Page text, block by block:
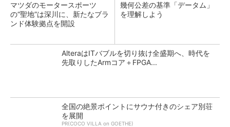
マツダのモータースポーツ
の“聖地”は深川に、新たなブラ
ンド体験拠点を開設
幾何公差の基準「データム」
を理解しよう
AlteraはITバブルを切り抜け全盛期へ、時代を
先取りしたArmコア＋FPGA...
全国の絶景ポイントにサウナ付きのシェア別荘
を展開
PR(COCO VILLA on GOETHE)